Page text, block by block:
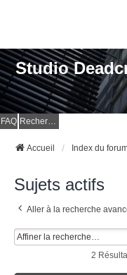
Studio
FAQ Rechercher
Accueil Index du
Sujets actifs
Aller à la recherche
2